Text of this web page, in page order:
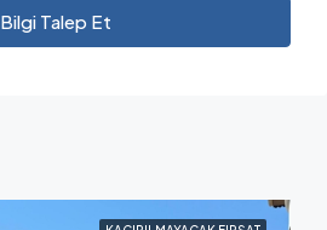
Bilgi Talep Et